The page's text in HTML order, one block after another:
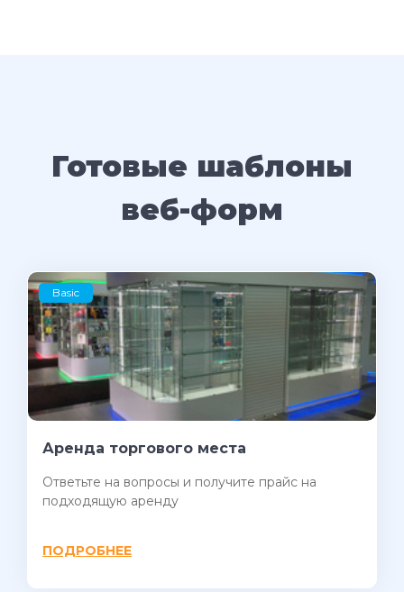
Готовые шаблоны
веб-форм
Basic
Аренда торгового места
Ответьте на вопросы и получите прайс на
подходящую аренду
ПОДРОБНЕЕ